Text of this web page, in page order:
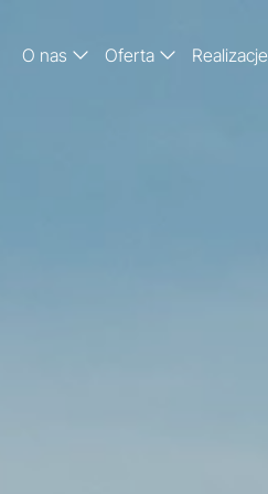
O nas Oferta Realizacje